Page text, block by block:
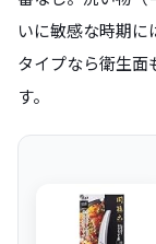
いに敏感な時期に
タイプなら衛生面
す。